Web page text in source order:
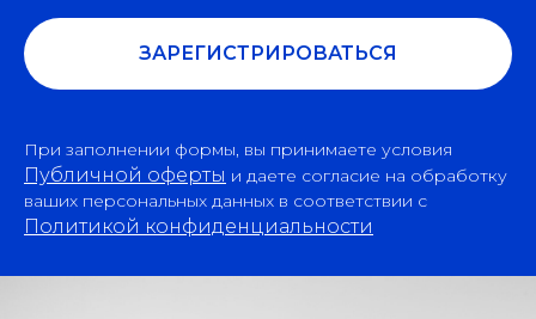
ЗАРЕГИСТРИРОВАТЬСЯ
При заполнении формы, вы принимаете условия
Публичной оферты и даете согласие на обработку
ваших персональных данных в соответствии с
Политикой конфиденциальности